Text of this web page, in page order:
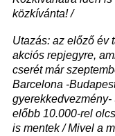
közkívánta! /
Utazás: az előző év
akciós repjegyre,
cserét már
Barcelona -
előbb 10.000-rel
is mentek / Mivel a